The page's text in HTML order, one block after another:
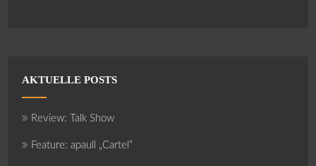
AKTUELLE POSTS
Review: Talk Show
Feature: apaull „Cartel“